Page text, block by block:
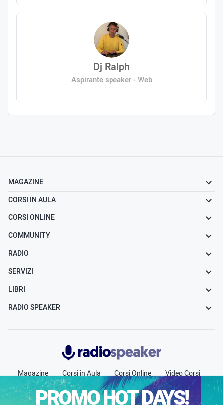
Dj Ralph
Aspirante speaker - Web
MAGAZINE
CORSI IN AULA
CORSI ONLINE
COMMUNITY
RADIO
SERVIZI
LIBRI
RADIO SPEAKER
Radiospeaker.it
Magazine Corsi in Aula Corsi Online
Video Corsi
Community
Radio Jobs Chi siamo
Contatti
Pubblicità
PROMO HOT DAYS!